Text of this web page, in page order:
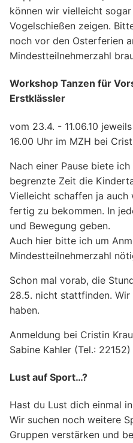
können wir vielleicht
Vogelschießen zeigen.
noch vor den Osterferien
Mindestteilnehmerzahl
Workshop Tanzen für
Erstklässler
vom 23.4. - 11.06.10
16.00 Uhr im MZH bei
Nach einer Pause biete
begrenzte Zeit die
Vielleicht schaffen ja auch
fertig zu bekommen. In
und Bewegung geben.
Auch hier bitte ich um
Mindestteilnehmerzahl
Schon mal vorab, die
28.5. nicht stattfinden.
haben.
Anmeldung bei Cristin
Sabine Kahler (Tel.: 22152)
Lust auf Sport…?
Hast du Lust dich einmal
Wir suchen noch weitere
Gruppen verstärken und